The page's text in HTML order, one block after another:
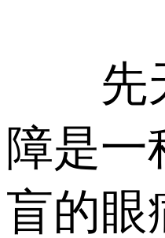
先天
障是一
盲的眼